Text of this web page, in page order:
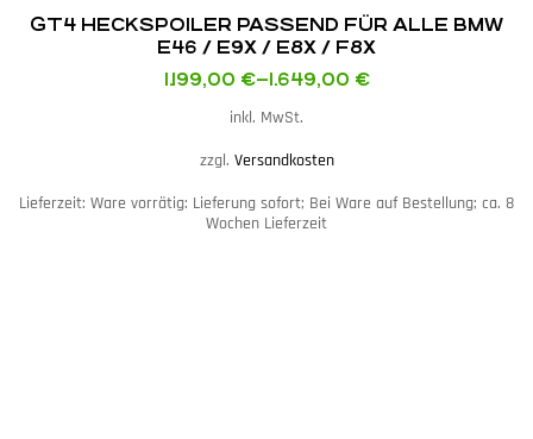
GT4 HECKSPOILER PASSEND FÜR ALLE BMW
E46 / E9X / E8X / F8X
1.199,00 €–1.649,00 €
inkl. MwSt.
zzgl. Versandkosten
Lieferzeit: Ware vorrätig: Lieferung sofort; Bei Ware auf Bestellung; ca. 8
Wochen Lieferzeit